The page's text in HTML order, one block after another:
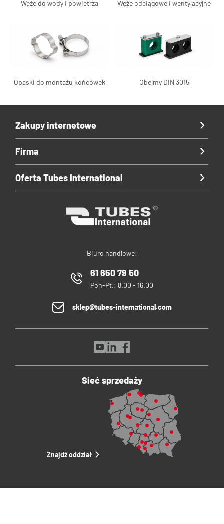
Węże do wody i powietrza Węże odciągowe i wentylacyjne
Opaski do montażu końcówek Obejmy DIN 3015
Biuro handlowe:
61 650 79 50
Pon-Pt.: 8.00 - 16.00
sklep@tubes-international.com
Zakupy internetowe
Firma
Oferta Tubes International
Sieć sprzedaży
Znajdź oddział